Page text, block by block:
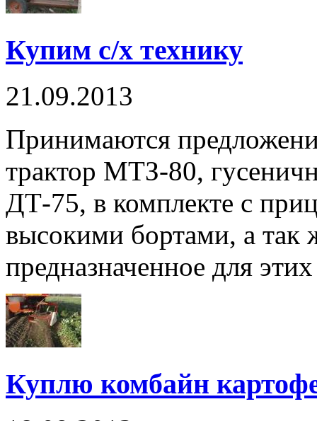
Купим с/х технику
21.09.2013
Принимаются
трактор МТЗ-80,
ДТ-75, в комплекте с
высокими бортами, а так
предназначенное для
Куплю комбайн